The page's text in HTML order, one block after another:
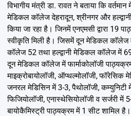
विभागीय मंत्री डा. रावत ने बताया कि
मेडिकल कॉलेज देहरादून, श्रीनगर और
किया जा रहा है। जिनमें एनएमसी द्वारा 19
स्वीकृति मिली है। जिसमें दून मेडिकल कॉलेज
कॉलेज 52 तथा हल्द्वानी मेडिकल कॉलेज में
दून मेडिकल कॉलेज में फार्माकोलॉजी
माइक्रोबायोलॉजी, ऑप्थल्मोलॉजी, फॉरेसिक
जनरल मेडिसिन में 3-3, पैथोलॉजी, कम्युनिटी
फिजियोलॉजी, एनास्थेसियोलॉजी व सर्जरी में
बायोकैमिस्ट्री पाठ्यक्रम में 1 सीट शामिल